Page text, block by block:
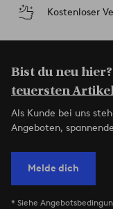
Kostenloser
Bist du neu
teuersten
Als Kunde bei uns
Angeboten,
Melde dich
* Siehe